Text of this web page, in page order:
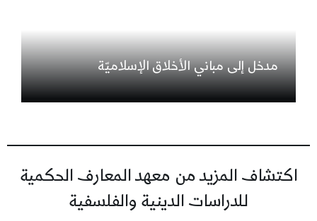
مدخل إلى مباني الأخلاق الإسلاميّة
اكتشاف المزيد من معهد المعارف الحكمية
للدراسات الدينية والفلسفية